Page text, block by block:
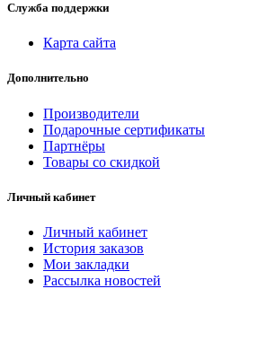
Служба поддержки
Карта сайта
Дополнительно
Производители
Подарочные сертификаты
Партнёры
Товары со скидкой
Личный кабинет
Личный кабинет
История заказов
Мои закладки
Рассылка новостей